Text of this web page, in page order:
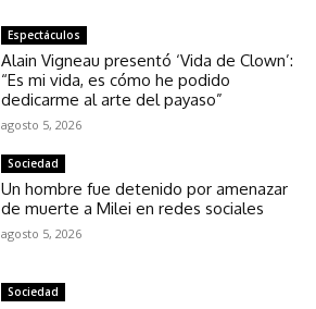
Espectáculos
Alain Vigneau presentó ‘Vida de Clown’:
“Es mi vida, es cómo he podido
dedicarme al arte del payaso”
agosto 5, 2026
Sociedad
Un hombre fue detenido por amenazar
de muerte a Milei en redes sociales
agosto 5, 2026
Sociedad